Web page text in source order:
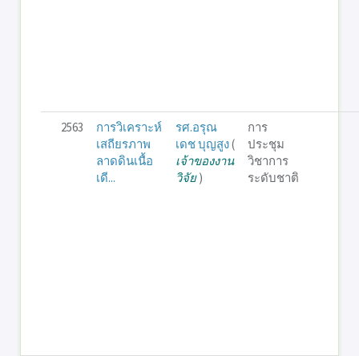
2563
การวิเคราะห์
เสถียรภาพ
ลาดดินเนื้อ
เดี...
รศ.อรุณ
เดช บุญสูง(
เจ้าของงาน
วิจัย)
การ
ประชุม
วิชาการ
ระดับชาติ